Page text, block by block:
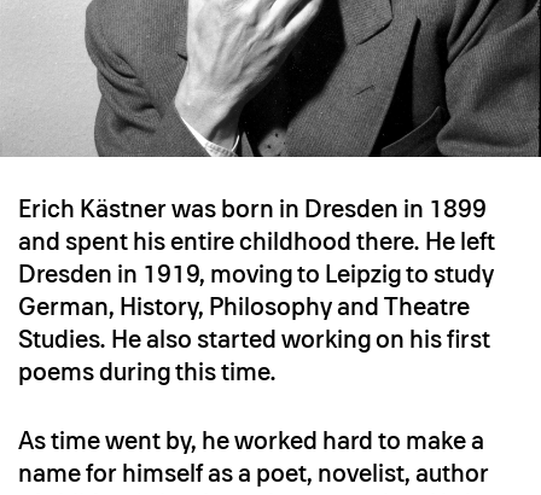
Erich Kästner was born in Dresden in 1899
and spent his entire childhood there. He left
Dresden in 1919, moving to Leipzig to study
German, History, Philosophy and Theatre
Studies. He also started working on his first
poems during this time.
As time went by, he worked hard to make a
name for himself as a poet, novelist, author